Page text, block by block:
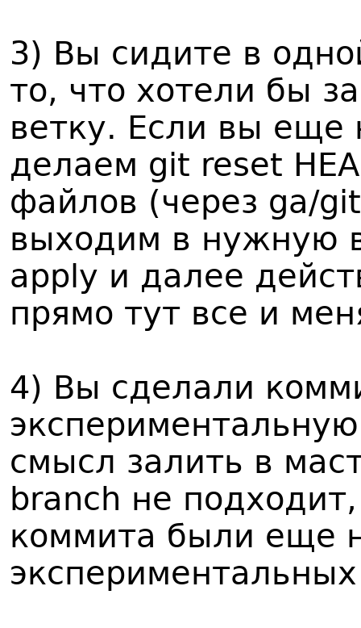
3) Вы сидите в
то, что хотели бы
ветку. Если вы еще
делаем git reset
файлов (через ga/
выходим в нужную
apply и далее
прямо тут все и
4) Вы сделали
смысл залить в
branch не
коммита были еще